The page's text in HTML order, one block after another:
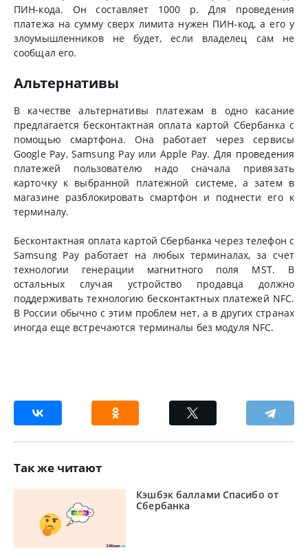
ПИН-кода. Он составляет 1000 р. Для проведения
платежа на сумму сверх лимита нужен ПИН-код, а его у
злоумышленников не будет, если владелец сам не
сообщал его.
Альтернативы
В качестве альтернативы платежам в одно касание
предлагается бесконтактная оплата картой Сбербанка с
помощью смартфона. Она работает через сервисы
Google Pay, Samsung Pay или Apple Pay. Для проведения
платежей пользователю надо сначала привязать
карточку к выбранной платежной системе, а затем в
магазине разблокировать смартфон и поднести его к
терминалу.
Бесконтактная оплата картой Сбербанка через телефон с
Samsung Pay работает на любых терминалах, за счет
технологии генерации магнитного поля MST. В
остальных случая устройство продавца должно
поддерживать технологию бесконтактных платежей NFC.
В России обычно с этим проблем нет, а в других странах
иногда еще встречаются терминалы без модуля NFC.
Так же читают
Кэшбэк баллами Спасибо от
Сбербанка